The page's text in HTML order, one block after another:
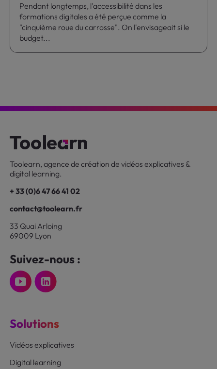
Pendant longtemps, l'accessibilité dans les
formations digitales a été perçue comme la
"cinquième roue du carrosse". On l'envisageait si le
budget...
Toolearn, agence de création de vidéos explicatives &
digital learning.
+ 33 (0)6 47 66 41 02
contact@toolearn.fr
33 Quai Arloing
69009 Lyon
Suivez-nous :
Solutions
Vidéos explicatives
Digital learning